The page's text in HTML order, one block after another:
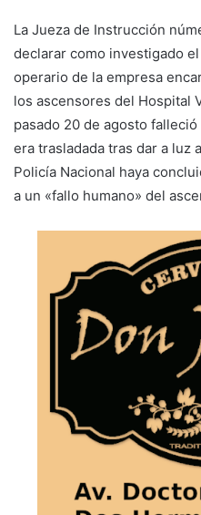
La Jueza de Instrucción
declarar como investigado
operario de la empresa
los ascensores del Hospital
pasado 20 de agosto
era trasladada tras dar a luz
Policía Nacional haya
a un «fallo humano» del